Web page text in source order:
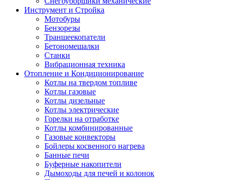
Инструмент и Стройка
Мотобуры
Бензорезы
Траншеекопатели
Бетономешалки
Станки
Вибрационная техника
Отопление и Кондиционирование
Котлы на твердом топливе
Котлы газовые
Котлы дизельные
Котлы электрические
Горелки на отработке
Котлы комбинированные
Газовые конвекторы
Бойлеры косвенного нагрева
Банные печи
Буферные накопители
Дымоходы для печей и колонок